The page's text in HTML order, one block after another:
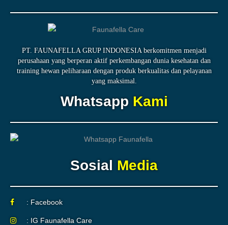
PT. FAUNAFELLA GRUP INDONESIA berkomitmen menjadi
perusahaan yang berperan aktif perkembangan dunia kesehatan dan
training hewan peliharaan dengan produk berkualitas dan pelayanan
yang maksimal.
WhatsappKami
Sosial Media
: Facebook
: IG Faunafella Care